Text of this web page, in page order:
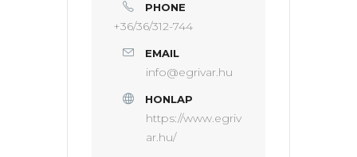
PHONE
+36/36/312-744
EMAIL
info@egrivar.hu
HONLAP
https://www.egriv
ar.hu/